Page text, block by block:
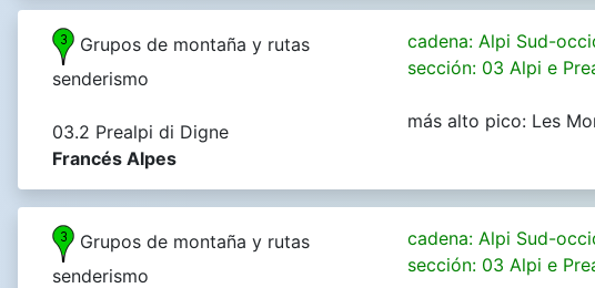
Grupos de montaña y rutas
senderismo
03.2 Prealpi di Digne
Francés Alpes
cadena: Alpi Sud-
sección: 03 Alpi e
más alto pico: Les
Grupos de montaña y rutas
senderismo
cadena: Alpi Sud-
sección: 03 Alpi e